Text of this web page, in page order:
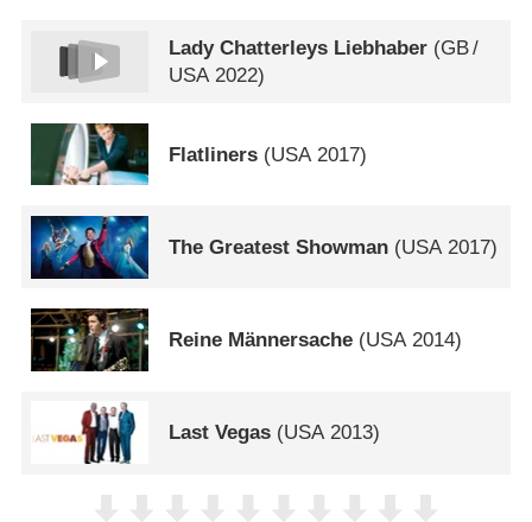
Lady Chatterleys Liebhaber (GB/
USA2022)
Flatliners (USA 2017)
The Greatest Showman (USA 2017)
Reine Männersache (USA2014)
Last Vegas (USA2013)